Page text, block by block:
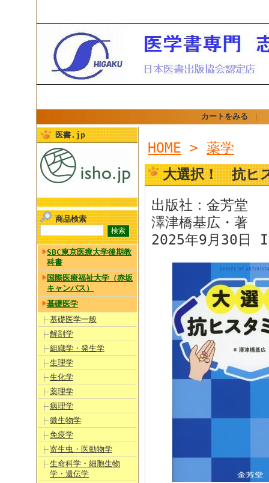
カートをみる
医書.jp
商品検索
SBC東京医療大学後期教
科書
国際医療福祉大学（赤坂
キャンパス）
基礎医学
基礎医学一般
解剖学
組織学・発生学
生理学
生化学
薬理学
病理学
微生物学
免疫学
寄生虫・医動物学
生命科学・細胞生物
学・遺伝学
HOME > 薬学
大選択！ 抗ヒ
出版社：金芳堂
澤津橋基広・著
2025年9月30日